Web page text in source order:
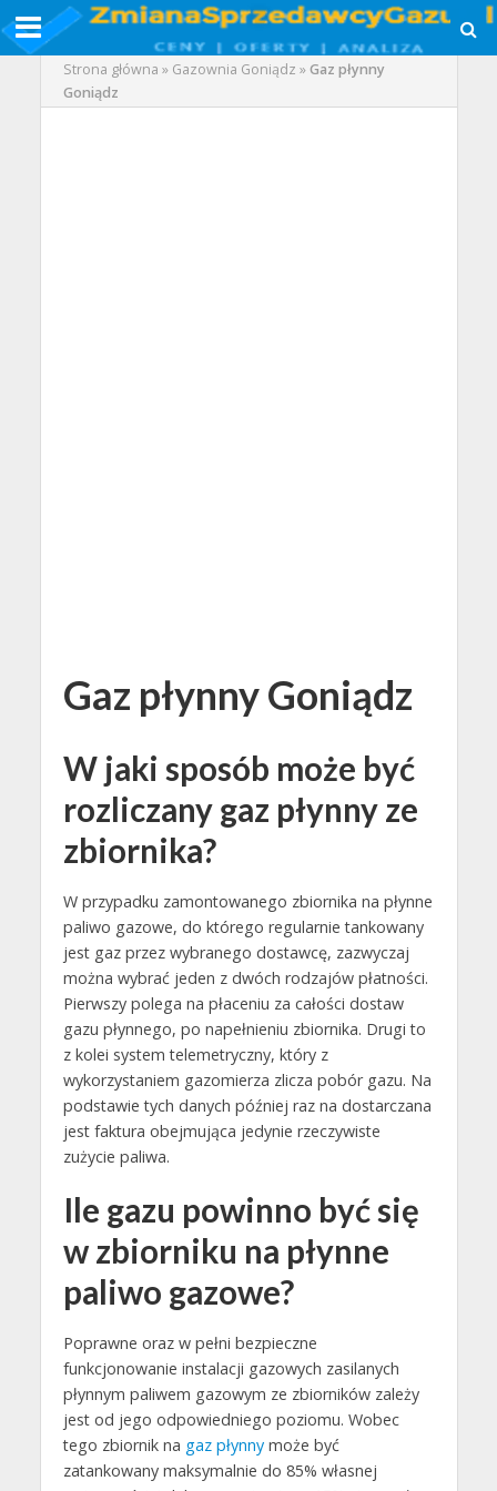
Strona główna » Gazownia Goniądz »Gaz płynny
Goniądz
Gaz płynny Goniądz
W jaki sposób może być
rozliczany gaz płynny ze
zbiornika?
W przypadku zamontowanego zbiornika na płynne
paliwo gazowe, do którego regularnie tankowany
jest gaz przez wybranego dostawcę, zazwyczaj
można wybrać jeden z dwóch rodzajów płatności.
Pierwszy polega na płaceniu za całości dostaw
gazu płynnego, po napełnieniu zbiornika. Drugi to
z kolei system telemetryczny, który z
wykorzystaniem gazomierza zlicza pobór gazu. Na
podstawie tych danych później raz na dostarczana
jest faktura obejmująca jedynie rzeczywiste
zużycie paliwa.
Ile gazu powinno być się
w zbiorniku na płynne
paliwo gazowe?
Poprawne oraz w pełni bezpieczne
funkcjonowanie instalacji gazowych zasilanych
płynnym paliwem gazowym ze zbiorników zależy
jest od jego odpowiedniego poziomu. Wobec
tego zbiornik na gaz płynnymoże być
zatankowany maksymalnie do 85% własnej